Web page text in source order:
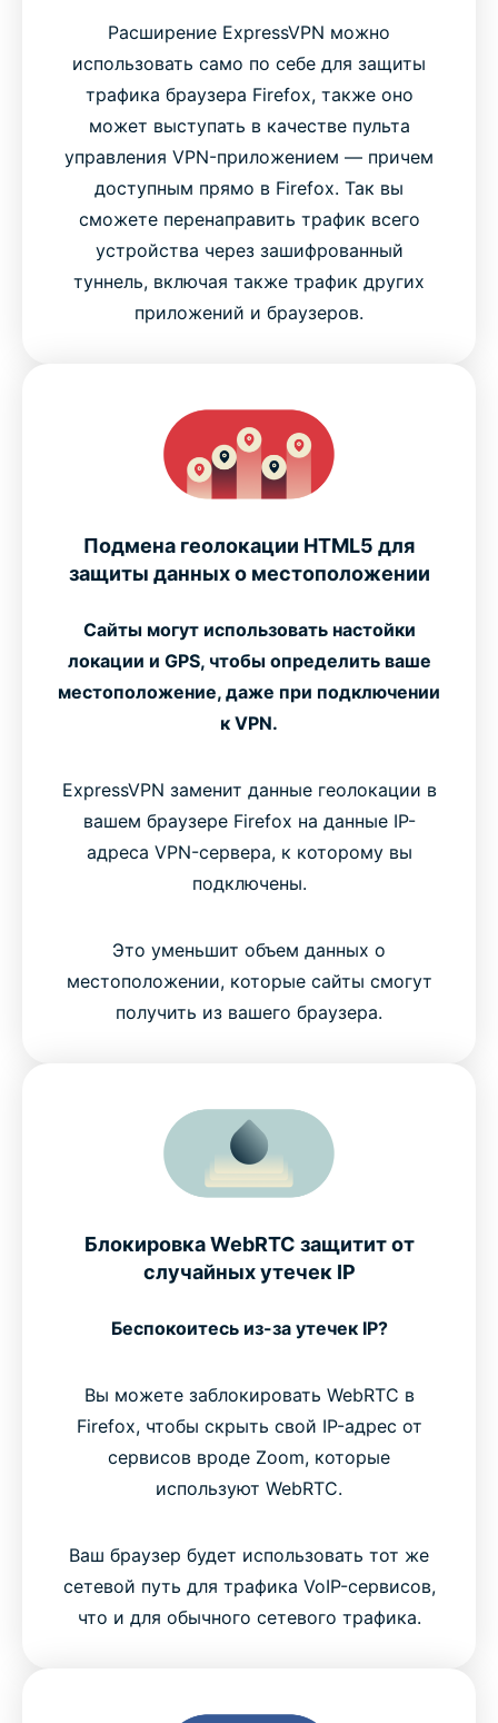
Расширение ExpressVPN можно
использовать само по себе для защиты
трафика браузера Firefox, также оно
может выступать в качестве пульта
управления VPN-приложением — причем
доступным прямо в Firefox. Так вы
сможете перенаправить трафик всего
устройства через зашифрованный
туннель, включая также трафик других
приложений и браузеров.
Подмена геолокации HTML5 для
защиты данных о местоположении
Сайты могут использовать настойки
локации и GPS, чтобы определить ваше
местоположение, даже при подключении
к VPN.
ExpressVPN заменит данные геолокации в
вашем браузере Firefox на данные IP-
адреса VPN-сервера, к которому вы
подключены.
Это уменьшит объем данных о
местоположении, которые сайты смогут
получить из вашего браузера.
Блокировка WebRTC защитит от
случайных утечек IP
Беспокоитесь из-за утечек IP?
Вы можете заблокировать WebRTC в
Firefox, чтобы скрыть свой IP-адрес от
сервисов вроде Zoom, которые
используют WebRTC.
Ваш браузер будет использовать тот же
сетевой путь для трафика VoIP-сервисов,
что и для обычного сетевого трафика.